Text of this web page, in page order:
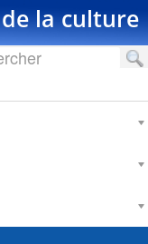
la culture